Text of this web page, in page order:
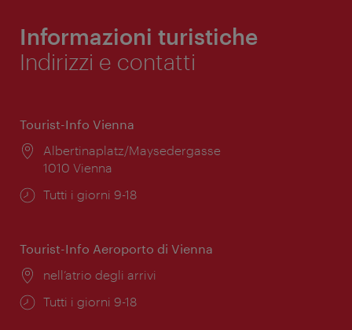
Informazioni turistiche
Indirizzi e contatti
Tourist-Info Vienna
Posizione:
Albertinaplatz/Maysedergasse
1010 Vienna
Orari
Tutti i giorni 9-18
Tourist-Info Aeroporto di Vienna
Posizione:
nell’atrio degli arrivi
Orari
Tutti i giorni 9-18